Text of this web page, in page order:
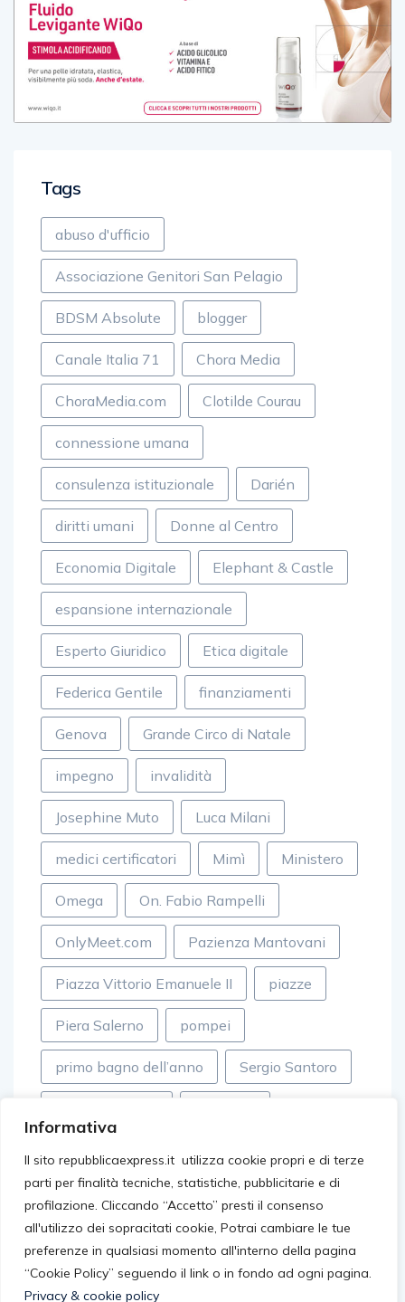
Informativa
Il sito repubblicaexpress.it utilizza cookie propri e di terze
parti per finalità tecniche, statistiche, pubblicitarie e di
profilazione. Cliccando “Accetto” presti il consenso
all'utilizzo dei sopracitati cookie, Potrai cambiare le tue
preferenze in qualsiasi momento all'interno della pagina
“Cookie Policy” seguendo il link o in fondo ad ogni pagina.
Privacy & cookie policy
Tags
abuso d'ufficio
Associazione Genitori San Pelagio
BDSM Absolute blogger
Canale Italia 71 Chora Media
ChoraMedia.com Clotilde Courau
connessione umana
consulenza istituzionale Darién
diritti umani Donne al Centro
Economia Digitale Elephant & Castle
espansione internazionale
Esperto Giuridico Etica digitale
Federica Gentile finanziamenti
Genova Grande Circo di Natale
impegno invalidità
Josephine Muto Luca Milani
medici certificatori Mimì Ministero
Omega On. Fabio Rampelli
OnlyMeet.com Pazienza Mantovani
Piazza Vittorio Emanuele II piazze
Piera Salerno pompei
primo bagno dell’anno Sergio Santoro
tordelli versiliesi Wise